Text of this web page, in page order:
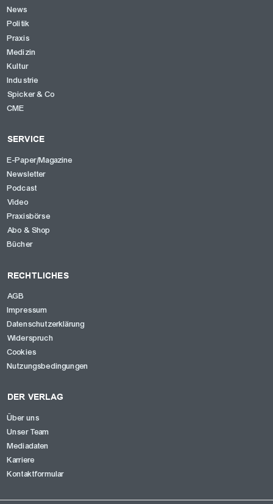
News
Politik
Praxis
Medizin
Kultur
Industrie
Spicker & Co
CME
SERVICE
E-Paper/Magazine
Newsletter
Podcast
Video
Praxisbörse
Abo & Shop
Bücher
RECHTLICHES
AGB
Impressum
Datenschutzerklärung
Widerspruch
Cookies
Nutzungsbedingungen
DER VERLAG
Über uns
Unser Team
Mediadaten
Karriere
Kontaktformular